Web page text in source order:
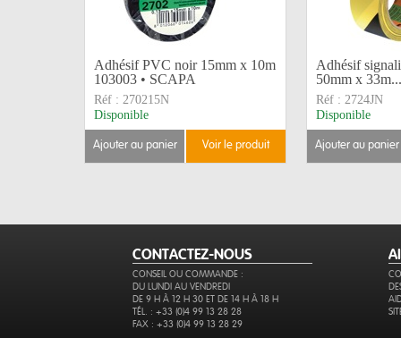
Adhésif PVC noir 15mm x 10m
103003 • SCAPA
Réf : 270215N
Disponible
ajouter au panier voir le produit
Adhésif
50mm x 33m...
Réf : 2724JN
Disponible
ajouter au panier
CONTACTEZ-NOUS
CONSEIL OU COMMANDE :
DU LUNDI AU VENDREDI
DE 9 H À 12 H 30 ET DE 14 H À 18 H
TÉL. : +33 (0)4 99 13 28 28
FAX : +33 (0)4 99 13 28 29